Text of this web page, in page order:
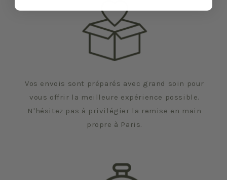
Vos envois sont préparés avec grand soin pour
vous offrir la meilleure expérience possible.
N'hésitez pas à privilégier la remise en main
propre à Paris.